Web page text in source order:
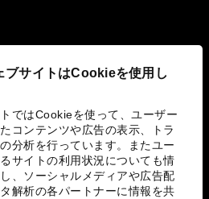
ブサイトはCookieを使用し
ではCookieを使って、ユーザー
コンテンツや広告の表示、トラ
分析を行っています。またユー
サイトの利用状況についても情
、ソーシャルメディアや広告配
解析の各パートナーに情報を共
組み